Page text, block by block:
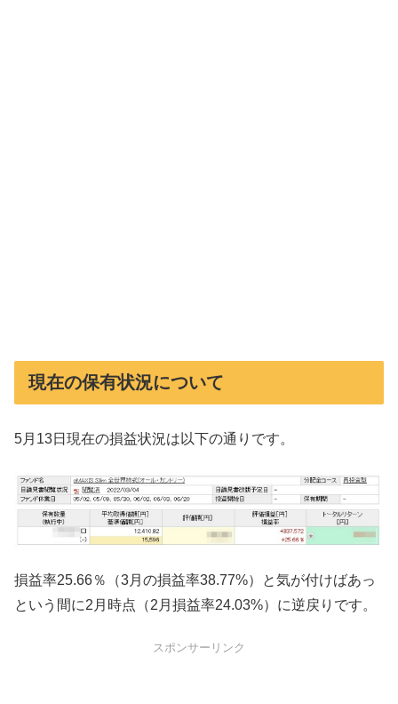
現在の保有状況について
5月13日現在の損益状況は以下の通りです。
損益率25.66％（3月の損益率38.77%）と気が付けばあっ
という間に2月時点（2月損益率24.03%）に逆戻りです。
スポンサーリンク